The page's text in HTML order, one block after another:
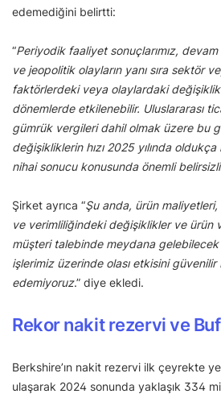
edemediğini belirtti:
“Periyodik faaliyet sonuçlarımız,
ve jeopolitik olayların yanı sıra sektör
faktörlerdeki veya olaylardaki
dönemlerde etkilenebilir. Uluslararası
gümrük vergileri dahil olmak üzere bu
değişikliklerin hızı 2025 yılında
nihai sonucu konusunda önemli
Şirket ayrıca “Şu anda, ürün
ve verimliliğindeki değişiklikler ve ürün
müşteri talebinde meydana
işlerimiz üzerinde olası etkisini
edemiyoruz.” diye ekledi.
Rekor nakit rezervi ve
Berkshire’ın nakit rezervi ilk çeyrekte
ulaşarak 2024 sonunda yaklaşık 334